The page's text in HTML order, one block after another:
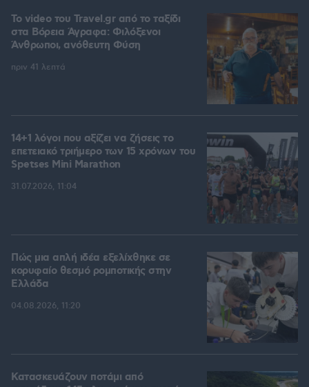
To video του Travel.gr από το ταξίδι
στα Βόρεια Άγραφα: Φιλόξενοι
Άνθρωποι, ανόθευτη Φύση
πριν 41 λεπτά
14+1 λόγοι που αξίζει να ζήσεις το
επετειακό τριήμερο των 15 χρόνων του
Spetses Mini Marathon
31.07.2026, 11:04
Πώς μια απλή ιδέα εξελίχθηκε σε
κορυφαίο θεσμό ρομποτικής στην
Ελλάδα
04.08.2026, 11:20
Κατασκευάζουν ποτάμι από